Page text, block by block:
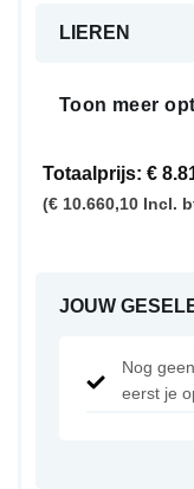
LIEREN
Toon meer
Totaalprijs: €
(€ 10.660,10 Incl.
JOUW
Nog
eerst je